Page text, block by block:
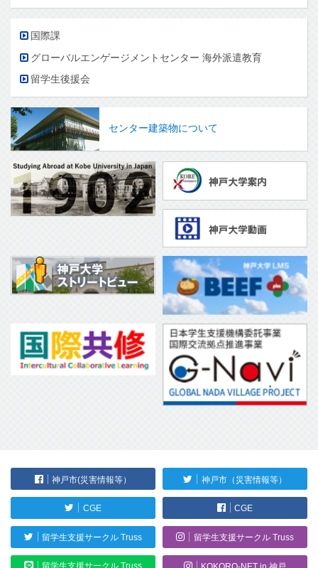
国際課
グローバルエンゲージメントセンター 海外派遣教育
留学生後援会
センター建築物について
神戸市(災害情報等） 神戸市（災害情報等）
CGE CGE
留学生支援サークル Truss 留学生支援サークル Truss
留学生支援サークル Truss